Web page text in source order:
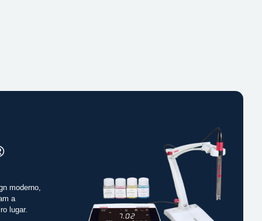
moderno,
a
lugar.